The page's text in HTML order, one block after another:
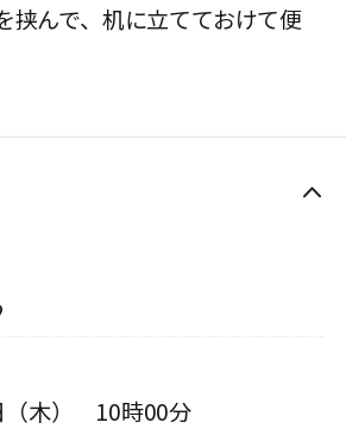
挟んで、机に立てておけて便
（木） 10時00分